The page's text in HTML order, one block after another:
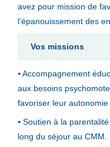
avez pour mission de
l’épanouissement des
Vos missions
⦁ Accompagnement
aux besoins
favoriser leur
⦁ Soutien à la
long du séjour au CMM.